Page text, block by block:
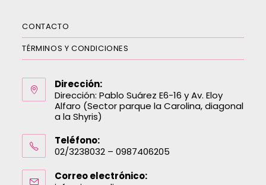
CONTACTO
TÉRMINOS Y CONDICIONES
Dirección:
Dirección: Pablo Suárez E6-16 y Av. Eloy
Alfaro (Sector parque la Carolina, diagonal
a la Shyris)
Teléfono:
02/3238032 – 0987406205
Correo electrónico: